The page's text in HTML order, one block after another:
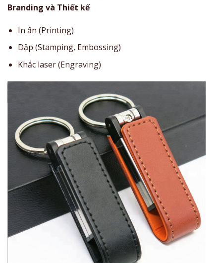
Branding và Thiết kế
In ấn (Printing)
Dập (Stamping, Embossing)
Khắc laser (Engraving)